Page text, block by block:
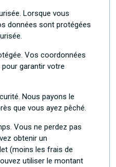
Lorsque vous
données sont protégées
Vos coordonnées
garantir votre
Nous payons le
que vous ayez pêché.
Vous ne perdez pas
obtenir un
(moins les frais de
utiliser le montant